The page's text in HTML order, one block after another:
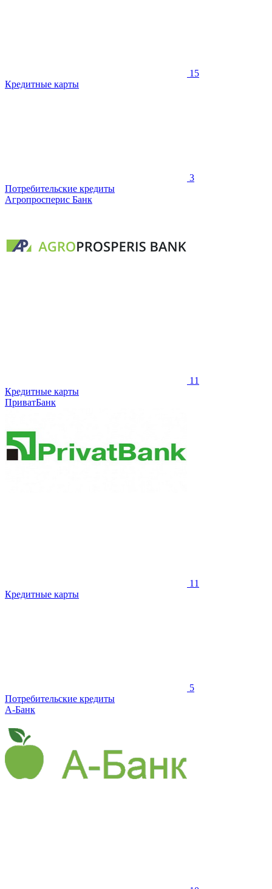
15
Кредитные карты
3
Потребительские кредиты
Агропросперис Банк
11
Кредитные карты
ПриватБанк
11
Кредитные карты
5
Потребительские кредиты
А-Банк